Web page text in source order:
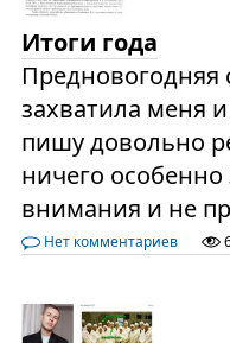
Итоги года
Предновогодняя
захватила меня
пишу довольно
ничего
внимания и не
Нет комментариев